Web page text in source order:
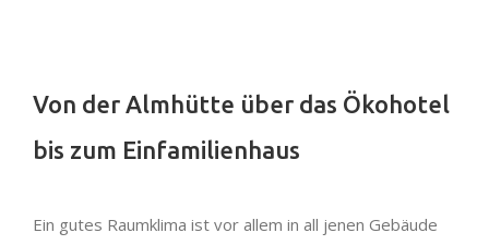
Von der Almhütte über das Ökohotel
bis zum Einfamilienhaus
Ein gutes Raumklima ist vor allem in all jenen Gebäude